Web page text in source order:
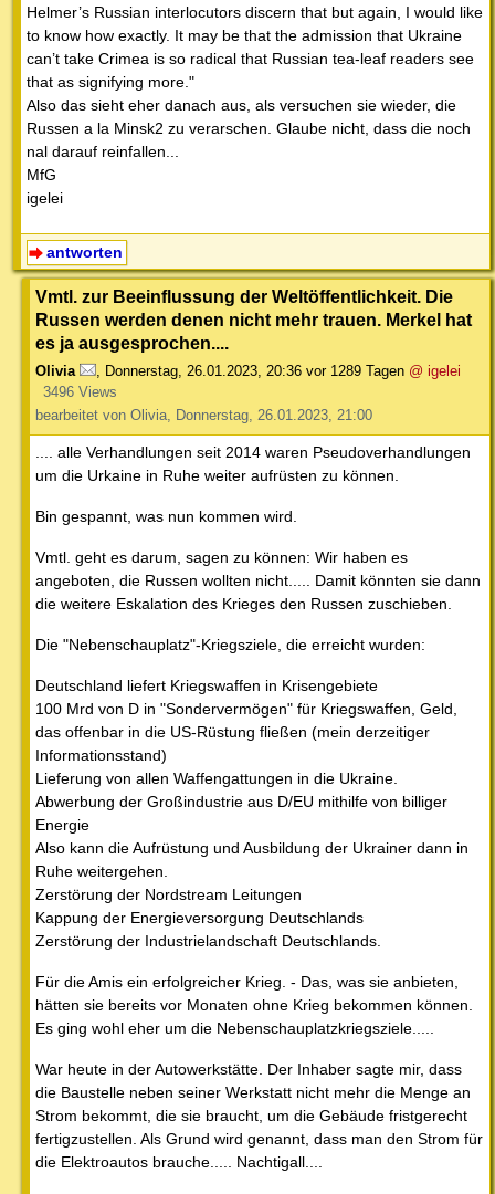
Helmer’s Russian interlocutors discern that but again, I would like
to know how exactly. It may be that the admission that Ukraine
can’t take Crimea is so radical that Russian tea-leaf readers see
that as signifying more."
Also das sieht eher danach aus, als versuchen sie wieder, die
Russen a la Minsk2 zu verarschen. Glaube nicht, dass die noch
nal darauf reinfallen...
MfG
igelei
antworten
Vmtl. zur Beeinflussung der Weltöffentlichkeit. Die
Russen werden denen nicht mehr trauen. Merkel hat
es ja ausgesprochen....
Olivia Donnerstag, 26.01.2023, 20:36 vor 1289 Tagen @ igelei
3496 Views
bearbeitet von Olivia, Donnerstag, 26.01.2023, 21:00
.... alle Verhandlungen seit 2014 waren Pseudoverhandlungen
um die Urkaine in Ruhe weiter aufrüsten zu können.
Bin gespannt, was nun kommen wird.
Vmtl. geht es darum, sagen zu können: Wir haben es
angeboten, die Russen wollten nicht..... Damit könnten sie dann
die weitere Eskalation des Krieges den Russen zuschieben.
Die "Nebenschauplatz"-Kriegsziele, die erreicht wurden:
Deutschland liefert Kriegswaffen in Krisengebiete
100 Mrd von D in "Sondervermögen" für Kriegswaffen, Geld,
das offenbar in die US-Rüstung fließen (mein derzeitiger
Informationsstand)
Lieferung von allen Waffengattungen in die Ukraine.
Abwerbung der Großindustrie aus D/EU mithilfe von billiger
Energie
Also kann die Aufrüstung und Ausbildung der Ukrainer dann in
Ruhe weitergehen.
Zerstörung der Nordstream Leitungen
Kappung der Energieversorgung Deutschlands
Zerstörung der Industrielandschaft Deutschlands.
Für die Amis ein erfolgreicher Krieg. - Das, was sie anbieten,
hätten sie bereits vor Monaten ohne Krieg bekommen können.
Es ging wohl eher um die Nebenschauplatzkriegsziele.....
War heute in der Autowerkstätte. Der Inhaber sagte mir, dass
die Baustelle neben seiner Werkstatt nicht mehr die Menge an
Strom bekommt, die sie braucht, um die Gebäude fristgerecht
fertigzustellen. Als Grund wird genannt, dass man den Strom für
die Elektroautos brauche..... Nachtigall....